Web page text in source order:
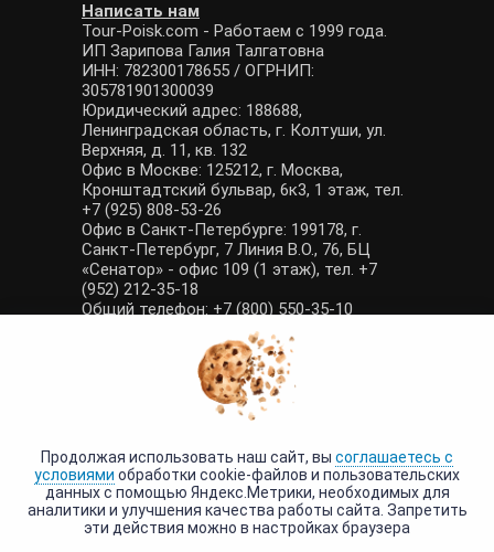
Написать нам
Tour-Poisk.com - Работаем с 1999 года.
ИП Зарипова Галия Талгатовна
ИНН: 782300178655 / ОГРНИП:
305781901300039
Юридический адрес: 188688,
Ленинградская область, г. Колтуши, ул.
Верхняя, д. 11, кв. 132
Офис в Москве: 125212, г. Москва,
Кронштадтский бульвар, 6к3, 1 этаж, тел.
+7 (925) 808-53-26
Офис в Санкт-Петербурге: 199178, г.
Санкт-Петербург, 7 Линия В.О., 76, БЦ
«Сенатор» - офис 109 (1 этаж), тел. +7
(952) 212-35-18
Общий телефон: +7 (800) 550-35-10
E-mail: manager@tour-poisk.com (общие
вопросы), admin@tour-poisk.com (жалобы)
Номер в Общероссийском реестре
туристических агентств: РТА 0003424
Политика конфиденциальности
Продолжая использовать наш сайт, вы соглашаетесь с
условиями обработки cookie-файлов и пользовательских
данных с помощью Яндекс.Метрики, необходимых для
аналитики и улучшения качества работы сайта. Запретить
эти действия можно в настройках браузера